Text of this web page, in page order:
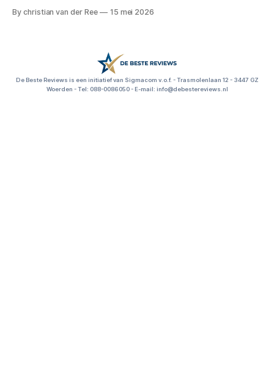
bureau accessoires, kantoorbenodigdheden, thuiswerkplek
By christian van der Ree 15 mei 2026
De Beste Reviews is een initiatief van Sigmacom v.o.f. - Trasmolenlaan 12 - 3447 GZ
Woerden - Tel: 088-0086050 - E-mail: info@debestereviews.nl